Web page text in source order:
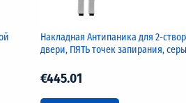
Накладная Антипаника для 2-
двери, ПЯТЬ точек запирания,
€445.01